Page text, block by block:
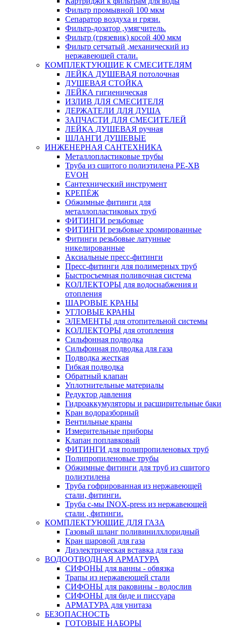
Фильтр промывной 100 мкм
Сепаратор воздуха и грязи.
Фильтр-дозатор ,умягчитель.
Фильтр (грязевик) косой 400 мкм
Фильтр сетчатый ,механический из
нержавеющей стали.
КОМПЛЕКТУЮЩИЕ К СМЕСИТЕЛЯМ
ЛЕЙКА ДУШЕВАЯ потолочная
ДУШЕВАЯ СТОЙКА
ЛЕЙКА гигиеническая
ИЗЛИВ ДЛЯ СМЕСИТЕЛЯ
ДЕРЖАТЕЛИ ДЛЯ ДУША
ЗАПЧАСТИ ДЛЯ СМЕСИТЕЛЕЙ
ЛЕЙКА ДУШЕВАЯ ручная
ШЛАНГИ ДУШЕВЫЕ
ИНЖЕНЕРНАЯ САНТЕХНИКА
Металлопластиковые трубы
Труба из сшитого полиэтилена PE-XB
EVOH
Сантехнический инструмент
КРЕПЁЖ
Обжимные фитинги для
металлопластиковых труб
ФИТИНГИ резьбовые
ФИТИНГИ резьбовые хромированные
Фитинги резьбовые латунные
никелированные
Аксиальные пресс-фитинги
Пресс-фитинги для полимерных труб
Быстросъемная поливочная система
КОЛЛЕКТОРЫ для водоснабжения и
отопления
ШАРОВЫЕ КРАНЫ
УГЛОВЫЕ КРАНЫ
ЭЛЕМЕНТЫ для отопительной системы
КОЛЛЕКТОРЫ для отопления
Сильфонная подводка
Cильфонная подводка для газа
Подводка жесткая
Гибкая подводка
Обратный клапан
Уплотнительные материалы
Редуктор давления
Гидроаккумуляторы и расширительные баки
Кран водоразборный
Вентильные краны
Измерительные приборы
Клапан поплавковый
ФИТИНГИ для полипропиленовых труб
Полипропиленовые трубы
Обжимные фитинги для труб из сшитого
полиэтилена
Труба гофрированная из нержавеющей
стали, фитинги.
Труба с-мы INOX-press из нержавеющей
стали , фитинги.
КОМПЛЕКТУЮЩИЕ ДЛЯ ГАЗА
Газовый шланг поливинилхлоридный
Кран шаровой для газа
Диэлектрическая вставка для газа
ВОДООТВОДНАЯ АРМАТУРА
СИФОНЫ для ванны - обвязка
Трапы из нержавеющей стали
СИФОНЫ для раковины - водослив
СИФОНЫ для биде и писсуара
АРМАТУРА для унитаза
БЕЗОПАСНОСТЬ
ГОТОВЫЕ НАБОРЫ